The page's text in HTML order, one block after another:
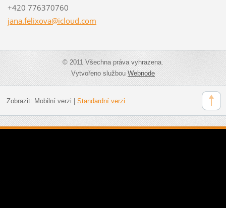
+420 776370760
jana.felixova@icloud.com
© 2011 Všechna práva vyhrazena.
Vytvořeno službouWebnode
Zobrazit: Mobilní verzi Standardní verzi